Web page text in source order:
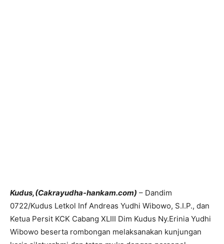
Kudus,(Cakrayudha-hankam.com) – Dandim
0722/Kudus Letkol Inf Andreas Yudhi Wibowo, S.I.P., dan
Ketua Persit KCK Cabang XLIII Dim Kudus Ny.Erinia Yudhi
Wibowo beserta rombongan melaksanakan kunjungan